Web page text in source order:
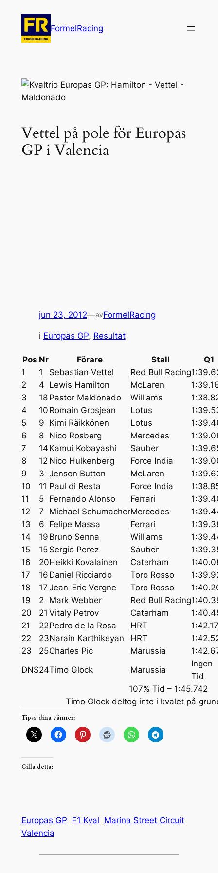
innehåll
FormelRacing
Vettel på pole för Europas
GP i Valencia
jun 23, 2012—avFormelRacing
i Europas GP, Resultat
Pos Nr Förare Stall Q1
107% Tid – 1:45.742
Timo Glock deltog inte i kvalet på
1 1 Sebastian Vettel Red Bull Racing
2
4 Lewis Hamilton McLaren
3
18 Pastor Maldonado Williams
4
10 Romain Grosjean Lotus
5
9 Kimi Räikkönen Lotus
6
8 Nico Rosberg Mercedes
7
14 Kamui Kobayashi Sauber
8
12 Nico Hulkenberg Force India
9
3 Jenson Button McLaren
10
11 Paul di Resta Force India
11
5 Fernando Alonso Ferrari
12
7 Michael SchumacherMercedes
13
6 Felipe Massa Ferrari
14
19 Bruno Senna Williams
15
15 Sergio Perez Sauber
16
20Heikki Kovalainen Caterham
17
16 Daniel Ricciardo Toro Rosso
18
17 Jean-Eric Vergne Toro Rosso
19
2 Mark Webber Red Bull Racing
20
21 Vitaly Petrov Caterham
21
22Pedro de la Rosa HRT
22
23Narain Karthikeyan HRT
23
25Charles Pic Marussia
DNS24Timo Glock Marussia
Ingen
Tid
Tipsa dina vänner:
Gilla detta:
Europas GP F1 Kval Marina Street Circuit
Valencia